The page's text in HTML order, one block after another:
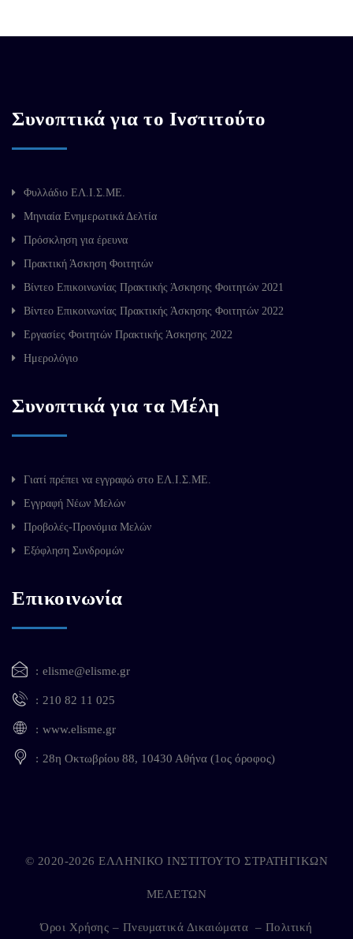
Συνοπτικά για το Ινστιτούτο
Φυλλάδιο ΕΛ.Ι.Σ.ΜΕ.
Μηνιαία Ενημερωτικά Δελτία
Πρόσκληση για έρευνα
Πρακτική Άσκηση Φοιτητών
Βίντεο Επικοινωνίας Πρακτικής Άσκησης Φοιτητών 2021
Βίντεο Επικοινωνίας Πρακτικής Άσκησης Φοιτητών 2022
Εργασίες Φοιτητών Πρακτικής Άσκησης 2022
Ημερολόγιο
Συνοπτικά για τα Μέλη
Γιατί πρέπει να εγγραφώ στο ΕΛ.Ι.Σ.ΜΕ.
Εγγραφή Νέων Μελών
Προβολές-Προνόμια Μελών
Εξόφληση Συνδρομών
Επικοινωνία
elisme@elisme.gr
210 82 11 025
www.elisme.gr
28η Οκτωβρίου 88, 10430 Αθήνα (1ος όροφος)
© 2020-2026 ΕΛΛΗΝΙΚΟ ΙΝΣΤΙΤΟΥΤΟ ΣΤΡΑΤΗΓΙΚΩΝ
ΜΕΛΕΤΩΝ
Όροι Χρήσης – Πνευματικά Δικαιώματα – Πολιτική